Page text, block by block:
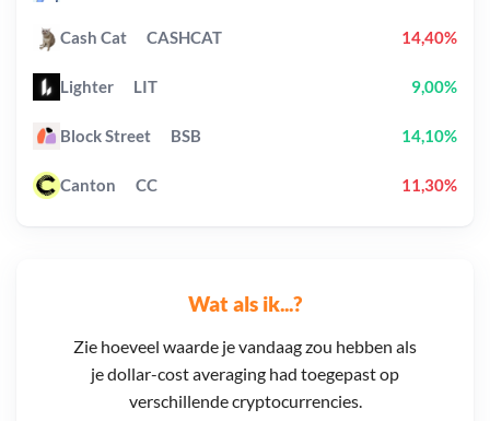
Wat als ik...?
Zie hoeveel waarde je vandaag zou hebben als
je dollar-cost averaging had toegepast op
verschillende cryptocurrencies.
Cash Cat CASHCAT 14,40%
Lighter LIT 9,00%
Block Street BSB 14,10%
Canton CC 11,30%